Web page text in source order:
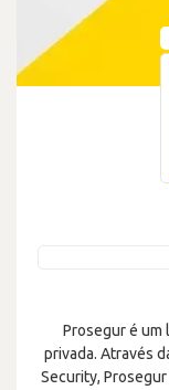
Prosegur é um
privada. Através
Security,